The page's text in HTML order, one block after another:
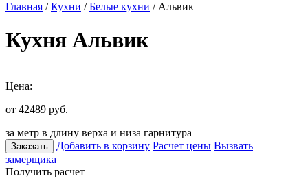
Главная /Кухни /Белые кухни / Альвик
Кухня Альвик
Цена:
от 42489 руб.
за метр в длину верха и низа гарнитура
Заказать Добавить в корзину Расчет цены Вызвать
замерщика
Получить расчет